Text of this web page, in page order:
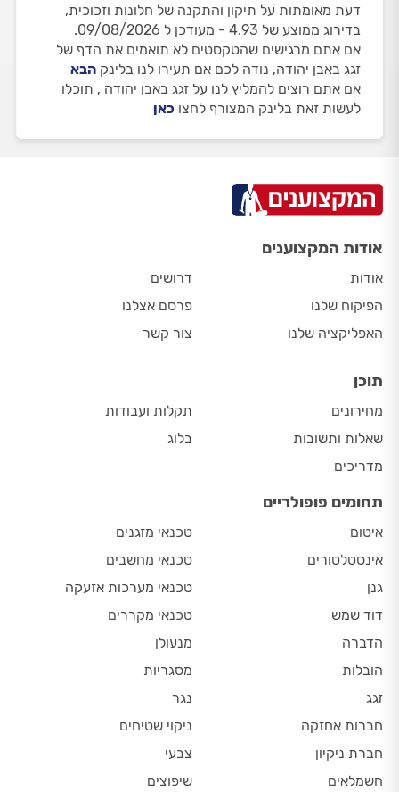
דעת מאומתות על תיקון והתקנה של חלונות וזכוכית,
בדירוג ממוצע של 4.93 - מעודכן ל 09/08/2026.
אם אתם מרגישים שהטקסטים לא תואמים את הדף של
זגג באבן יהודה, נודה לכם אם תעירו לנו בלינק הבא
אם אתם רוצים להמליץ לנו על זגג באבן יהודה , תוכלו
לעשות זאת בלינק המצורף לחצו כאן
אודות המקצוענים
אודות
הפיקוח שלנו
האפליקציה שלנו
דרושים
פרסם אצלנו
צור קשר
תוכן
מחירונים
שאלות ותשובות
מדריכים
תקלות ועבודות
בלוג
תחומים פופולריים
איטום
אינסטלטורים
גנן
דוד שמש
הדברה
הובלות
זגג
חברות אחזקה
חברת ניקיון
חשמלאים
טכנאי מזגנים
טכנאי מחשבים
טכנאי מערכות אזעקה
טכנאי מקררים
מנעולן
מסגריות
נגר
ניקוי שטיחים
צבעי
שיפוצים